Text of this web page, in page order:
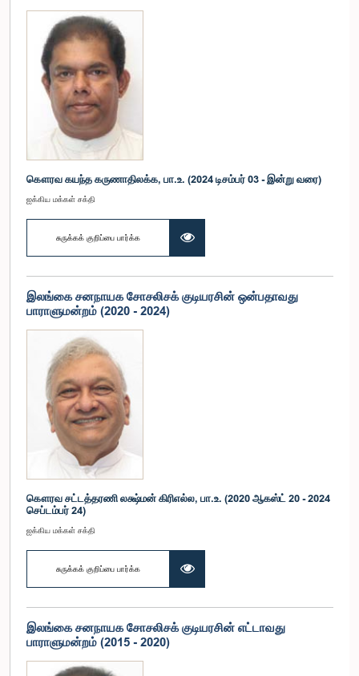
கௌரவ கயந்த கருணாதிலக்க, பா.உ. (2024 டிசம்பர் 03 - இன்று வரை)
ஐக்கிய மக்கள் சக்தி
சுருக்கக் குறிப்பை பார்க்க
இலங்கை சனநாயக சோசலிசக் குடியரசின் ஒன்பதாவது
பாராளுமன்றம் (2020 - 2024)
கௌரவ சட்டத்தரணி லக்ஷ்மன் கிரிஎல்ல, பா.உ. (2020 ஆகஸ்ட் 20 - 2024
செப்டம்பர் 24)
ஐக்கிய மக்கள் சக்தி
சுருக்கக் குறிப்பை பார்க்க
இலங்கை சனநாயக சோசலிசக் குடியரசின் எட்டாவது
பாராளுமன்றம் (2015 - 2020)